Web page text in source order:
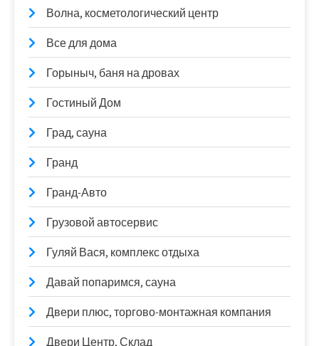
Волна, косметологический центр
Все для дома
Горыныч, баня на дровах
Гостиный Дом
Град, сауна
Гранд
Гранд-Авто
Грузовой автосервис
Гуляй Вася, комплекс отдыха
Давай попаримся, сауна
Двери плюс, торгово-монтажная компания
Двери Центр, Склад